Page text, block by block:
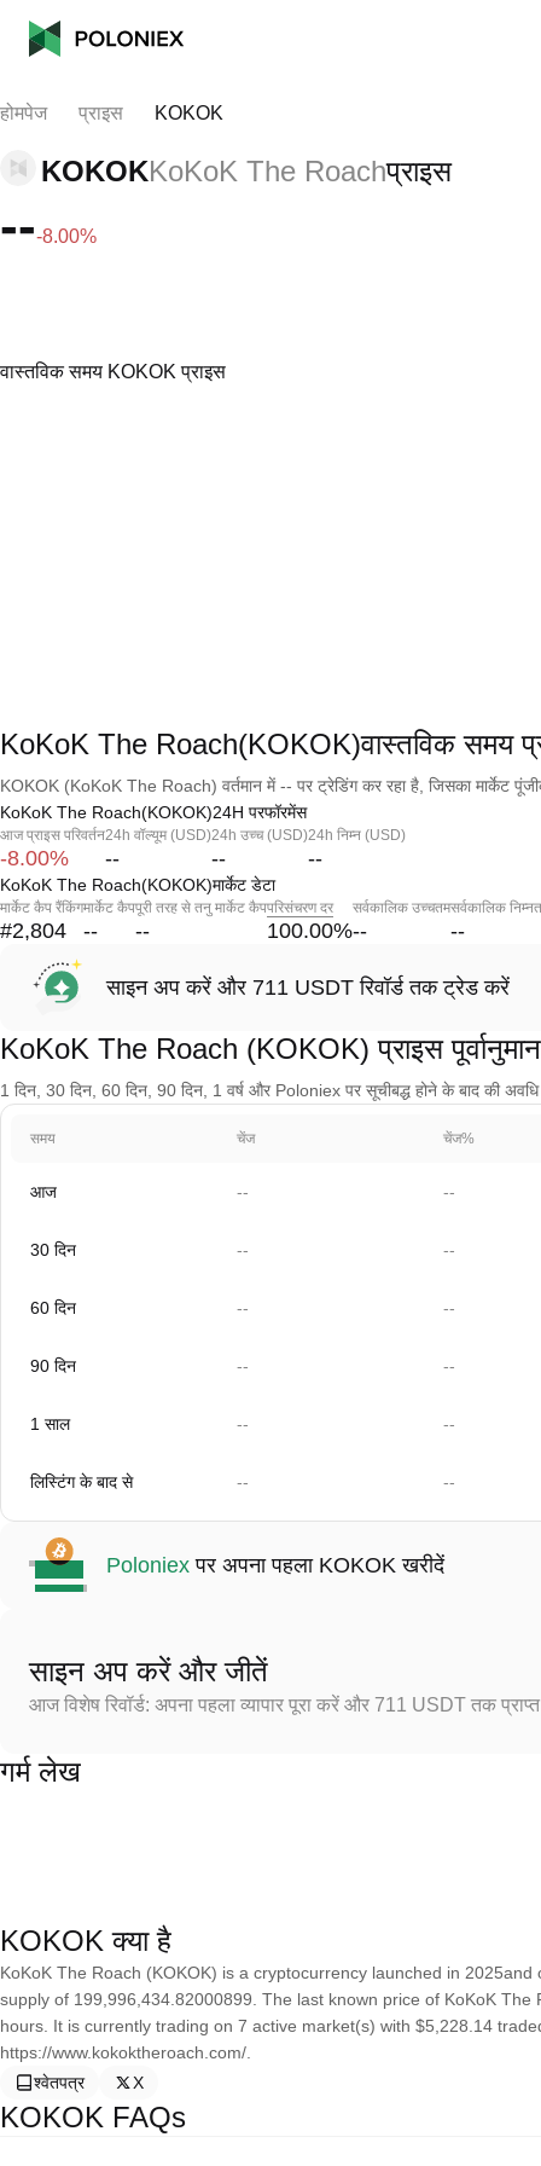
होमपेज प्राइस KOKOK
KOKOKKoKoK The Roachप्राइस
---8.00%
वास्तविक समय KOKOK प्राइस
KoKoK The Roach(KOKOK)वास्तविक समय
KOKOK (KoKoK The Roach) वर्तमान में -- पर ट्रेडिंग कर रहा है, जिसका मार्केट
KoKoK The Roach(KOKOK)24H परफॉरमेंस
आज प्राइस परिवर्तन
-8.00%
24h वॉल्यूम (USD)
--
24h उच्च (USD)
--
24h निम्न (USD)
--
KoKoK The Roach(KOKOK)मार्केट डेटा
मार्केट कैप रैंकिंग
#2,804
मार्केट कैप
--
पूरी तरह से तनु मार्केट कैप
--
परिसंचरण दर
100.00%
सर्वकालिक उच्चतम
--
सर्वकालिक
--
साइन अप करें और 711 USDT रिवॉर्ड तक ट्रेड करें
KoKoK The Roach (KOKOK) प्राइस पूर्वानुमान
1 दिन, 30 दिन, 60 दिन, 90 दिन, 1 वर्ष और Poloniex पर सूचीबद्ध होने के बाद की
समय चेंज चेंज%
आज -- --
30 दिन -- --
60 दिन -- --
90 दिन -- --
1 साल -- --
लिस्टिंग के बाद से -- --
Poloniex पर अपना पहला KOKOK खरीदें
साइन अप करें और जीतें
आज विशेष रिवॉर्ड: अपना पहला व्यापार पूरा करें और 711 USDT तक
गर्म लेख
KOKOK क्या है
KoKoK The Roach (KOKOK) is a cryptocurrency launched in
supply of 199,996,434.82000899. The last known price of KoKoK
hours. It is currently trading on 7 active market(s) with $5,228.14
https://www.kokoktheroach.com/.
श्वेतपत्र
X
KOKOK FAQs